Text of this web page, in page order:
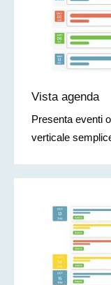
Vista agenda
Presenta eventi
verticale